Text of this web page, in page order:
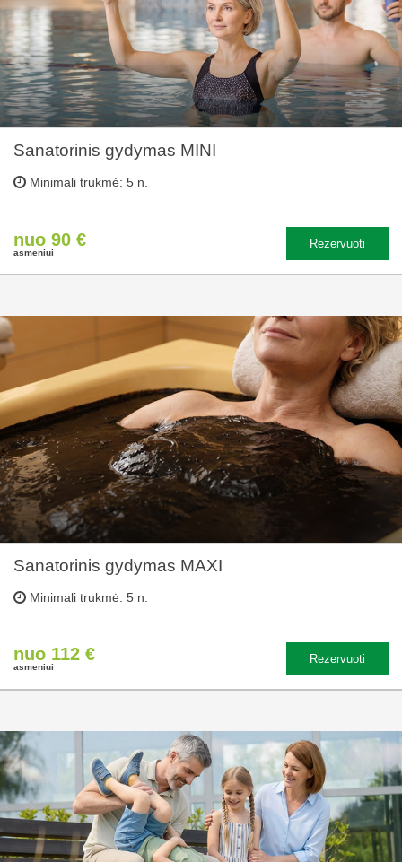
Sanatorinis gydymas MINI
Minimali trukmė: 5 n.
nuo 90 €
asmeniui
Rezervuoti
Sanatorinis gydymas MAXI
Minimali trukmė: 5 n.
nuo 112 €
asmeniui
Rezervuoti